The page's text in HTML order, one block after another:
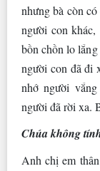
nhưng bà còn
người con
bồn chồn lo
người con đã đi
nhớ người
người đã rời xa.
Chúa không
Anh chị em